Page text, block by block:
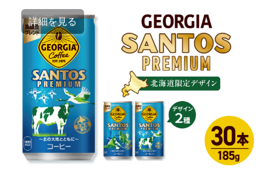
詳細を見る